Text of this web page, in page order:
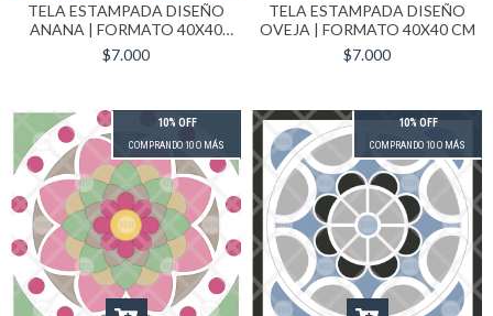
TELA ESTAMPADA DISEÑO
ANANA | FORMATO 40X40
CM
$7.000
TELA ESTAMPADA DISEÑO
OVEJA | FORMATO 40X40 CM
$7.000
10% OFF
COMPRANDO 10 O MÁS
10% OFF
COMPRANDO 10 O MÁS